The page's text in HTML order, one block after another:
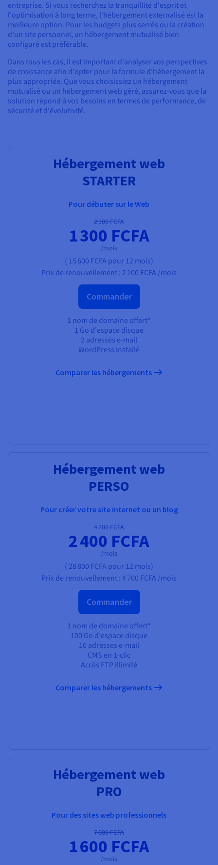
entreprise. Si vous recherchez la tranquillité d'esprit et
l'optimisation à long terme, l'hébergement externalisé est la
meilleure option. Pour les budgets plus serrés ou la création
d'un site personnel, un hébergement mutualisé bien
configuré est préférable.
Dans tous les cas, il est important d'analyser vos perspectives
de croissance afin d'opter pour la formule d'hébergement la
plus appropriée. Que vous choisissiez un hébergement
mutualisé ou un hébergement web géré, assurez-vous que la
solution répond à vos besoins en termes de performance, de
sécurité et d'évolutivité.
Hébergement web
STARTER
Pour débuter sur le Web
2 100 FCFA
1 300 FCFA
/mois
( 15 600 FCFApour 12 mois)
Prix de renouvellement : 2 100 FCFA/mois
Commander
1 nom de domaine offert*
1 Go d'espace disque
2 adresses e-mail
WordPress installé
Comparer les hébergements
Hébergement web
PERSO
Pour créer votre site internet ou un blog
4 700 FCFA
2 400 FCFA
/mois
( 28 800 FCFApour 12 mois)
Prix de renouvellement :4 700 FCFA/mois
Commander
1 nom de domaine offert*
100 Go d'espace disque
10 adresses e-mail
CMS en 1-clic
Accès FTP illimité
Comparer les hébergements
Hébergement web
PRO
Pour des sites web professionnels
7 800 FCFA
1 600 FCFA
/mois